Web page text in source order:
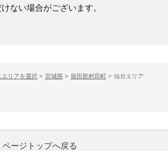
ない場合がございます。
リアを選択 > 宮城県 > 柴田郡村田町 > 仙台エリア
ページトップへ戻る